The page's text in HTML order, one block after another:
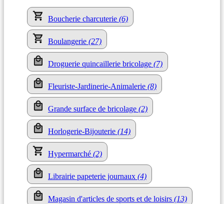
Boucherie charcuterie (6)
Boulangerie (27)
Droguerie quincaillerie bricolage (7)
Fleuriste-Jardinerie-Animalerie (8)
Grande surface de bricolage (2)
Horlogerie-Bijouterie (14)
Hypermarché (2)
Librairie papeterie journaux (4)
Magasin d'articles de sports et de loisirs (13)